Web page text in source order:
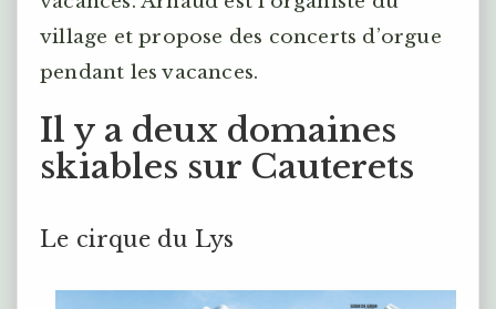
village et propose des concerts d’orgue
pendant les vacances.
Il y a deux domaines
skiables sur Cauterets
Le cirque du Lys